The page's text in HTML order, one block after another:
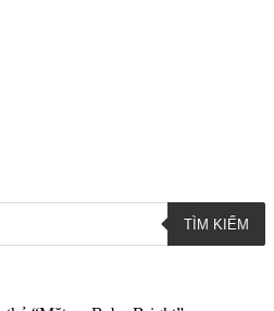
TÌM KIẾM